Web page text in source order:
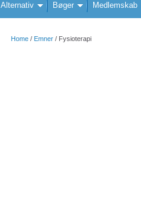
Alternativ Bøger Medlemskab
Home / Emner / Fysioterapi